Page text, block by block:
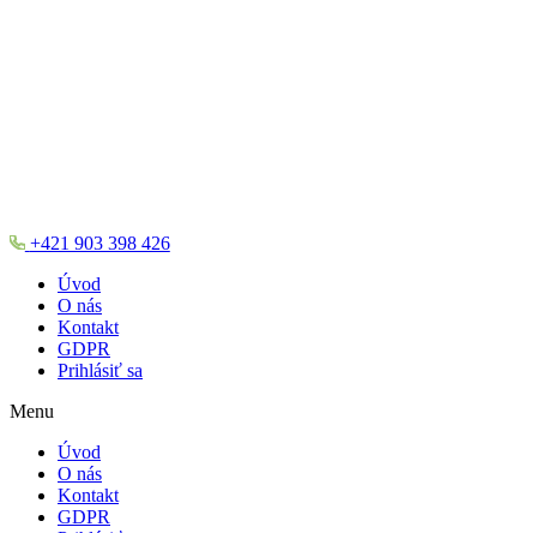
+421 903 398 426
Úvod
O nás
Kontakt
GDPR
Prihlásiť sa
Menu
Úvod
O nás
Kontakt
GDPR